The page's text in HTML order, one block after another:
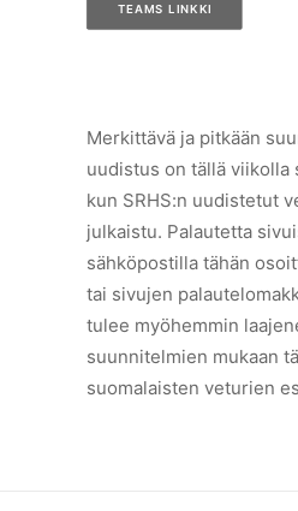
TEAMS LINKKI
Merkittävä ja pitkään
uudistus on tällä viikolla
kun SRHS:n uudistetut
julkaistu. Palautetta
sähköpostilla tähän
tai sivujen
tulee myöhemmin
suunnitelmien mukaan
suomalaisten veturien